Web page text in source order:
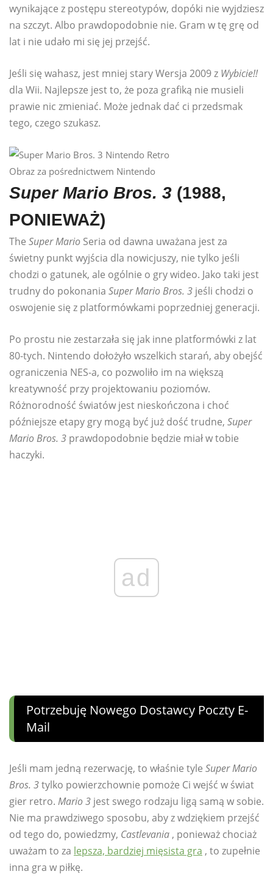
wynikające z postępu stereotypów, dopóki nie wyjdziesz
na szczyt. Albo prawdopodobnie nie. Gram w tę grę od
lat i nie udało mi się jej przejść.
Jeśli się wahasz, jest mniej stary Wersja 2009 z Wybicie!!
dla Wii. Najlepsze jest to, że poza grafiką nie musieli
prawie nic zmieniać. Może jednak dać ci przedsmak
tego, czego szukasz.
Obraz za pośrednictwem Nintendo
Super Mario Bros. 3 (1988,
PONIEWAŻ)
The Super Mario Seria od dawna uważana jest za
świetny punkt wyjścia dla nowicjuszy, nie tylko jeśli
chodzi o gatunek, ale ogólnie o gry wideo. Jako taki jest
trudny do pokonania Super Mario Bros. 3 jeśli chodzi o
oswojenie się z platformówkami poprzedniej generacji.
Po prostu nie zestarzała się jak inne platformówki z lat
80-tych. Nintendo dołożyło wszelkich starań, aby obejść
ograniczenia NES-a, co pozwoliło im na większą
kreatywność przy projektowaniu poziomów.
Różnorodność światów jest nieskończona i choć
późniejsze etapy gry mogą być już dość trudne, Super
Mario Bros. 3 prawdopodobnie będzie miał w tobie
haczyki.
ad
Potrzebuję Nowego Dostawcy Poczty E-
Mail
Jeśli mam jedną rezerwację, to właśnie tyle Super Mario
Bros. 3tylko powierzchownie pomoże Ci wejść w świat
gier retro. Mario 3 jest swego rodzaju ligą samą w sobie.
Nie ma prawdziwego sposobu, aby z wdziękiem przejść
od tego do, powiedzmy, Castlevania , ponieważ chociaż
uważam to za lepsza, bardziej mięsista gra , to zupełnie
inna gra w piłkę.